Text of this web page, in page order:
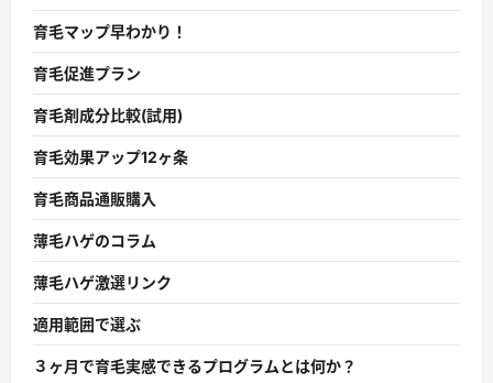
育毛マップ早わかり！
育毛促進プラン
育毛剤成分比較(試用)
育毛効果アップ12ヶ条
育毛商品通販購入
薄毛ハゲのコラム
薄毛ハゲ激選リンク
適用範囲で選ぶ
３ヶ月で育毛実感できるプログラムとは何か？